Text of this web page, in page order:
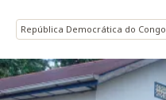
República Democrática do Congo